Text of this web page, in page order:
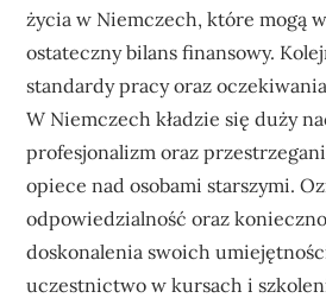
życia w Niemczech, które mogą
ostateczny bilans finansowy.
standardy pracy oraz
W Niemczech kładzie się duży
profesjonalizm oraz
opiece nad osobami starszymi.
odpowiedzialność oraz
doskonalenia swoich
uczestnictwo w kursach i